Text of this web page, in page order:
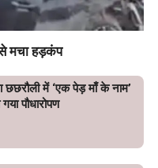
मचा हड़कंप
छछरौली में ‘एक पेड़ माँ के नाम’
पौधारोपण